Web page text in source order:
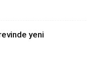
yeni